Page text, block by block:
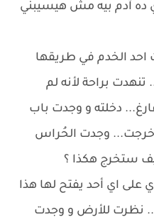
ده آدم بيه مش هيسيبني
احد الخدم في طريقها
براحة لأنه لم
دخلته و وجدت باب
خرجت... وجدت الحُراس
ستخرج هكذا ؟
على اي أحد يفتح لها هذا
نظرت للأرض و وجدت